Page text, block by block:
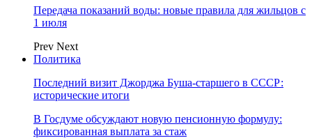
Передача показаний воды: новые правила для жильцов с
1 июля
Prev Next
Политика
Последний визит Джорджа Буша-старшего в СССР:
исторические итоги
В Госдуме обсуждают новую пенсионную формулу:
фиксированная выплата за стаж